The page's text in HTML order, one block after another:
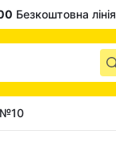
Безкоштовна лінія
№10